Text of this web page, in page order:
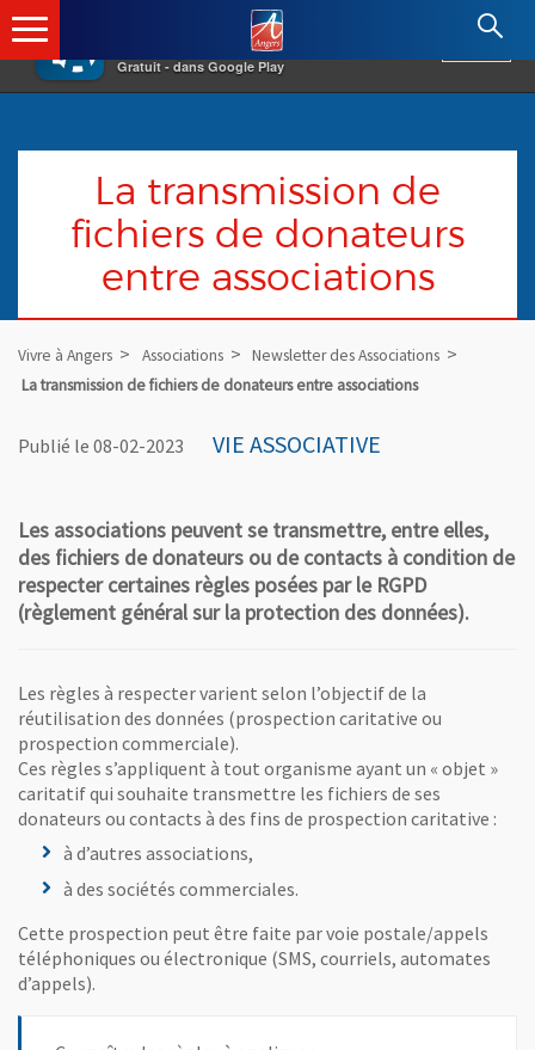
×
Gratuit - dans Google Play
Angers.fr : Retour à l'accueil
La transmission de
fichiers de donateurs
entre associations
Vivre à Angers Associations
Newsletter des Associations
La transmission de fichiers de donateurs entre associations
Publié le 08-02-2023 VIE ASSOCIATIVE
Les associations peuvent se transmettre, entre elles,
des fichiers de donateurs ou de contacts à condition de
respecter certaines règles posées par le RGPD
(règlement général sur la protection des données).
Les règles à respecter varient selon l’objectif de la
réutilisation des données (prospection caritative ou
prospection commerciale).
Ces règles s’appliquent à tout organisme ayant un « objet »
caritatif qui souhaite transmettre les fichiers de ses
donateurs ou contacts à des fins de prospection caritative :
à d’autres associations,
à des sociétés commerciales.
Cette prospection peut être faite par voie postale/appels
téléphoniques ou électronique (SMS, courriels, automates
d’appels).